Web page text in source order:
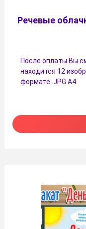
Речевые
После оплаты Вы
находится 12
формате .JPG А4